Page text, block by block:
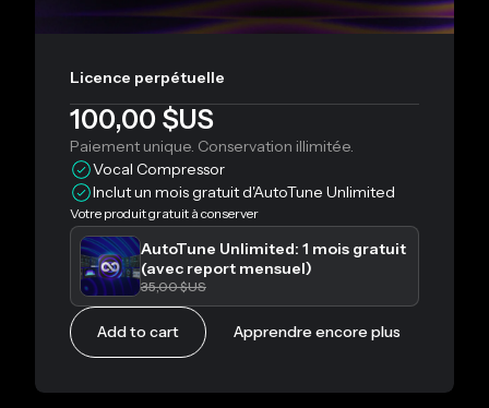
Licence perpétuelle
100,00 $US
Paiement unique. Conservation illimitée.
Vocal Compressor
Inclut un mois gratuit d'AutoTune Unlimited
Votre produit gratuit à conserver
AutoTune Unlimited: 1 mois gratuit
(avec report mensuel)
35,00 $US
Add to cart Apprendre encore plus